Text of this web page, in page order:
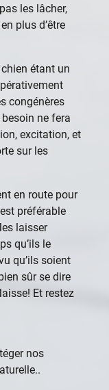
les lâcher,
plus d’être
étant un
congénères
besoin ne fera
excitation, et
sur les
en route pour
préférable
laisser
qu’ils le
qu’ils soient
sûr se dire
Et restez
nos